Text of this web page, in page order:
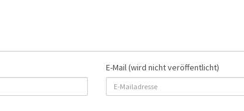
E-Mail (wird nicht veröffentlicht)